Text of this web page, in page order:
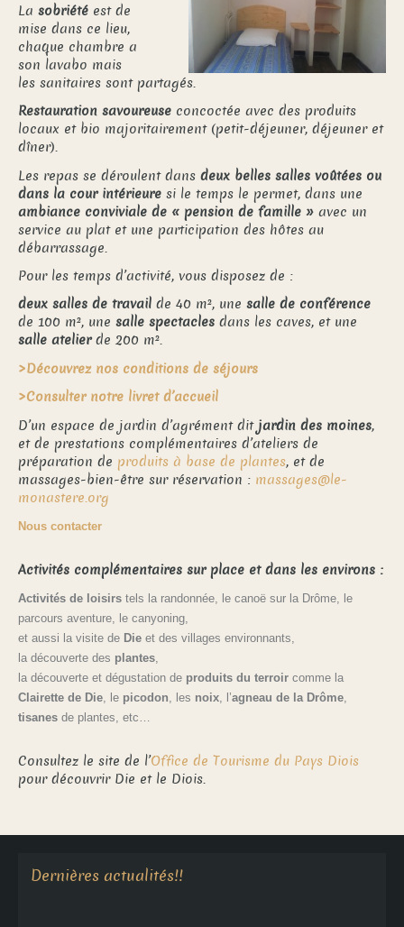
La sobriété est de
mise dans ce lieu,
chaque chambre a
son lavabo mais
les sanitaires sont partagés.
Restauration savoureuse concoctée avec des produits
locaux et bio majoritairement (petit-déjeuner, déjeuner et
dîner).
Les repas se déroulent dans deux belles salles voûtées ou
dans la cour intérieure si le temps le permet, dans une
ambiance conviviale de « pension de famille » avec un
service au plat et une participation des hôtes au
débarrassage.
Pour les temps d’activité, vous disposez de :
deux salles de travail de 40 m², une salle de conférence
de 100 m², une salle spectacles dans les caves, et une
salle atelierde 200 m².
>Découvrez nos conditions de séjours
>Consulter notre livret d’accueil
D’un espace de jardin d’agrément dit jardin des moines,
et de prestations complémentaires d’ateliers de
préparation de produits à base de plantes, et de
massages-bien-être sur réservation : massages@le-
monastere.org
Nous contacter
Activités complémentaires sur place et dans les environs :
Activités de loisirs tels la randonnée, le canoë sur la Drôme, le
parcours aventure, le canyoning,
et aussi la visite de Die et des villages environnants,
la découverte des plantes,
la découverte et dégustation de produits du terroir comme la
Clairette de Die, le picodon, les noix, l’agneau de la Drôme,
tisanes de plantes, etc…
Consultez le site de l’Office de Tourisme du Pays Diois
pour découvrir Die et le Diois.
Dernières actualités!!
Aucune annonce en cours